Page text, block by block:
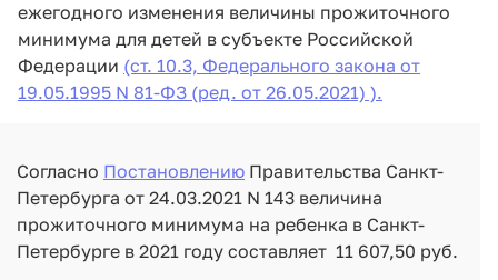
ежегодного изменения величины прожиточного
минимума для детей в субъекте Российской
Федерации (ст. 10.3, Федерального закона от
19.05.1995 N 81-ФЗ (ред. от 26.05.2021) ).
Согласно Постановлению Правительства Санкт-
Петербурга от 24.03.2021 N 143 величина
прожиточного минимума на ребенка в Санкт-
Петербурге в 2021 году составляет 11 607,50 руб.